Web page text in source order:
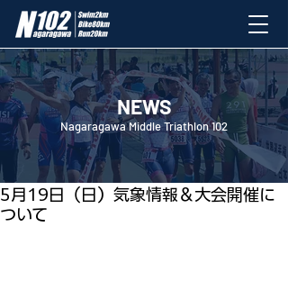
5月19日（日）気象情報＆大会開催に
ついて
2024年5月19日
NEWS
Nagaragawa Middle Triathlon 102